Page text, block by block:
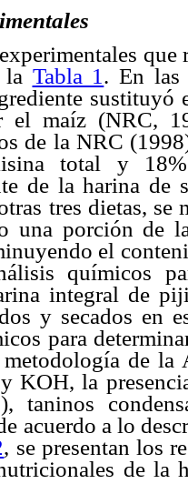
la Tabla 1 . En las
el maíz (NRC,
de la NRC
total y 18%
de la harina de
tres dietas,
una porción
el
químicos
integral de
y secados en
para
de
KOH, la
taninos
acuerdo a lo
, se presentan los
de la